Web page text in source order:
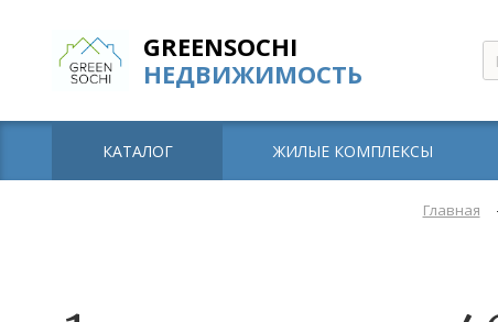
GREENSOCHI
НЕДВИЖИМОСТЬ
КАТАЛОГ ЖИЛЫЕ КОМПЛЕКСЫ
Главная